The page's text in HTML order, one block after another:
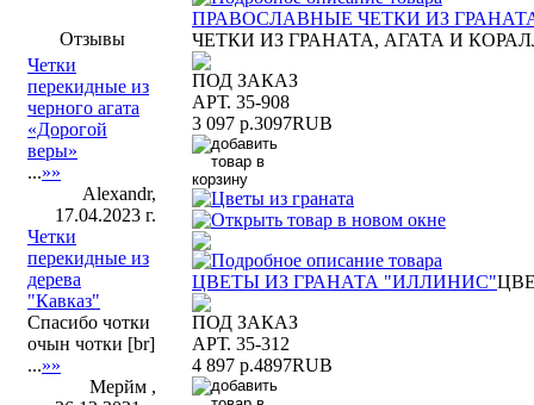
Отзывы
Четки
перекидные из
черного агата
«Дорогой
веры»
...»»
Alexandr,
17.04.2023 г.
Четки
перекидные из
дерева
"Кавказ"
Спасибо чотки
очын чотки [br]
...»»
Мерйм ,
ПРАВОСЛАВНЫЕ ЧЕТКИ ИЗ
ЧЕТКИ ИЗ ГРАНАТА, АГАТА И
ПОД ЗАКАЗ
АРТ. 35-908
3 097 р.3097RUB
ЦВЕТЫ ИЗ ГРАНАТА "ИЛЛИНИС"
ПОД ЗАКАЗ
АРТ. 35-312
4 897 р.4897RUB